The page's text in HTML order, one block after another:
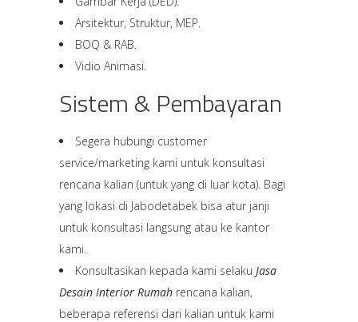
Arsitektur, Struktur, MEP.
BOQ & RAB.
Vidio Animasi.
Sistem & Pembayaran
Segera hubungi customer
service/marketing kami untuk konsultasi
rencana kalian (untuk yang di luar kota). Bagi
yang lokasi di Jabodetabek bisa atur janji
untuk konsultasi langsung atau ke kantor
kami.
Konsultasikan kepada kami selaku Jasa
Desain Interior Rumah rencana kalian,
beberapa referensi dari kalian untuk kami